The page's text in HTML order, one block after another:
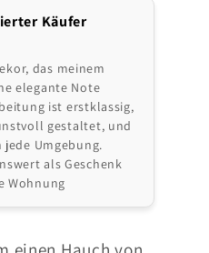
Käufer
das meinem
elegante Note
ist erstklassig,
gestaltet, und
Umgebung.
als Geschenk
Wohnung